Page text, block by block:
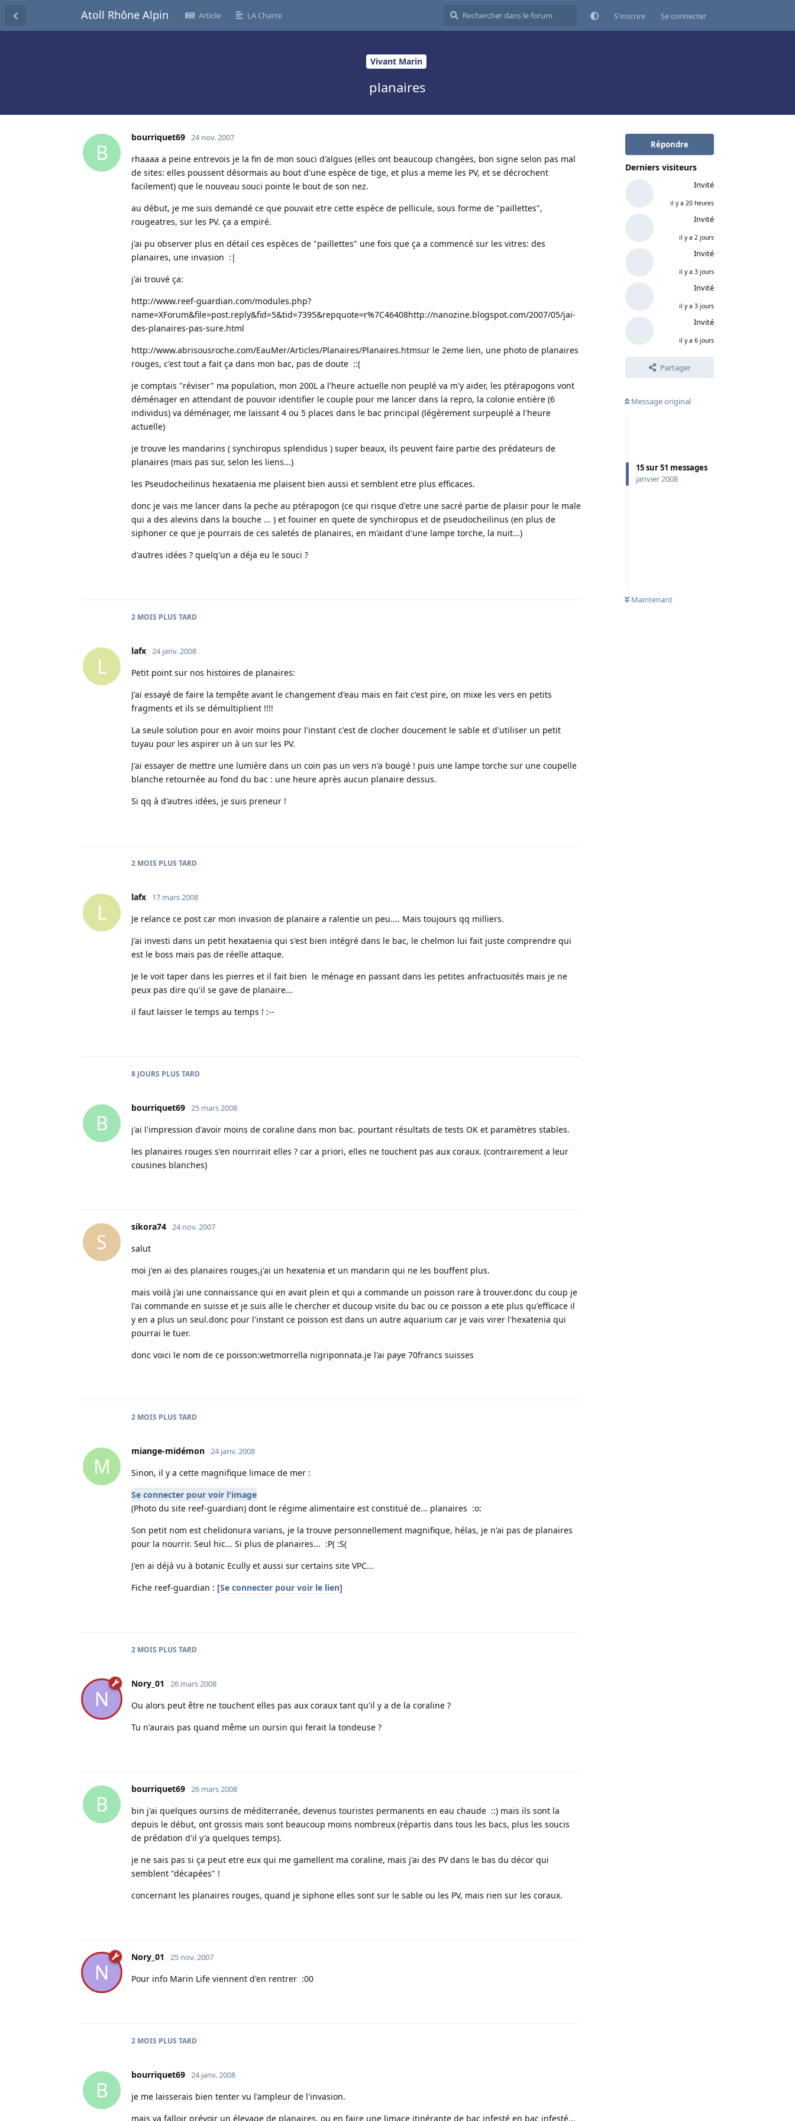
Atoll Rhône Alpin Article LA Charte S'inscrire Se connecter
Vivant Marin
planaires
Répondre
Derniers visiteurs
Invité
il y a 20 heures
Invité
il y a 2 jours
Invité
il y a 3 jours
Invité
il y a 3 jours
Invité
il y a 6 jours
Partager
Message original
15sur51 messages
janvier 2008
Maintenant
B
bourriquet69 24 nov. 2007
rhaaaa a peine entrevois je la fin de mon souci d'algues (elles ont beaucoup changées, bon signe selon pas mal
de sites: elles poussent désormais au bout d'une espèce de tige, et plus a meme les PV, et se décrochent
facilement) que le nouveau souci pointe le bout de son nez.
au début, je me suis demandé ce que pouvait etre cette espèce de pellicule, sous forme de "paillettes",
rougeatres, sur les PV. ça a empiré.
j'ai pu observer plus en détail ces espèces de "paillettes" une fois que ça a commencé sur les vitres: des
planaires, une invasion :|
j'ai trouvé ça:
http://www.reef-guardian.com/modules.php?
name=XForum&file=post.reply&fid=5&tid=7395&repquote=r%7C46408http://nanozine.blogspot.com/2007/05/jai-
des-planaires-pas-sure.html
http://www.abrisousroche.com/EauMer/Articles/Planaires/Planaires.htmsur le 2eme lien, une photo de planaires
rouges, c'est tout a fait ça dans mon bac, pas de doute ::(
je comptais "réviser" ma population, mon 200L a l'heure actuelle non peuplé va m'y aider, les ptérapogons vont
déménager en attendant de pouvoir identifier le couple pour me lancer dans la repro, la colonie entière (6
individus) va déménager, me laissant 4 ou 5 places dans le bac principal (légèrement surpeuplé a l'heure
actuelle)
je trouve les mandarins ( synchiropus splendidus ) super beaux, ils peuvent faire partie des prédateurs de
planaires (mais pas sur, selon les liens...)
les Pseudocheilinus hexataenia me plaisent bien aussi et semblent etre plus efficaces.
donc je vais me lancer dans la peche au ptérapogon (ce qui risque d'etre une sacré partie de plaisir pour le male
qui a des alevins dans la bouche ... ) et fouiner en quete de synchiropus et de pseudocheilinus (en plus de
siphoner ce que je pourrais de ces saletés de planaires, en m'aidant d'une lampe torche, la nuit...)
d'autres idées ? quelq'un a déja eu le souci ?
2 MOIS PLUS TARD
L
lafx 24 janv. 2008
Petit point sur nos histoires de planaires:
J'ai essayé de faire la tempête avant le changement d'eau mais en fait c'est pire, on mixe les vers en petits
fragments et ils se démultiplient !!!!
La seule solution pour en avoir moins pour l'instant c'est de clocher doucement le sable et d'utiliser un petit
tuyau pour les aspirer un à un sur les PV.
J'ai essayer de mettre une lumière dans un coin pas un vers n'a bougé ! puis une lampe torche sur une coupelle
blanche retournée au fond du bac : une heure après aucun planaire dessus.
Si qq à d'autres idées, je suis preneur !
2 MOIS PLUS TARD
L
lafx 17 mars 2008
Je relance ce post car mon invasion de planaire a ralentie un peu.... Mais toujours qq milliers.
J'ai investi dans un petit hexataenia qui s'est bien intégré dans le bac, le chelmon lui fait juste comprendre qui
est le boss mais pas de réelle attaque.
Je le voit taper dans les pierres et il fait bien le ménage en passant dans les petites anfractuosités mais je ne
peux pas dire qu'il se gave de planaire...
il faut laisser le temps au temps ! :--
8 JOURS PLUS TARD
B
bourriquet69 25 mars 2008
j'ai l'impression d'avoir moins de coraline dans mon bac. pourtant résultats de tests OK et paramètres stables.
les planaires rouges s'en nourrirait elles ? car a priori, elles ne touchent pas aux coraux. (contrairement a leur
cousines blanches)
S
sikora74 24 nov. 2007
salut
moi j'en ai des planaires rouges,j'ai un hexatenia et un mandarin qui ne les bouffent plus.
mais voilà j'ai une connaissance qui en avait plein et qui a commande un poisson rare à trouver.donc du coup je
l'ai commande en suisse et je suis alle le chercher et ducoup visite du bac ou ce poisson a ete plus qu'efficace il
y en a plus un seul.donc pour l'instant ce poisson est dans un autre aquarium car je vais virer l'hexatenia qui
pourrai le tuer.
donc voici le nom de ce poisson:wetmorrella nigriponnata.je l'ai paye 70francs suisses
2 MOIS PLUS TARD
M
miange-midémon 24 janv. 2008
Sinon, il y a cette magnifique limace de mer :
Se connecter pour voir l'image
(Photo du site reef-guardian) dont le régime alimentaire est constitué de... planaires :o:
Son petit nom est chelidonura varians, je la trouve personnellement magnifique, hélas, je n'ai pas de planaires
pour la nourrir. Seul hic... Si plus de planaires... :P( :S(
J'en ai déjà vu à botanic Ecully et aussi sur certains site VPC...
Fiche reef-guardian : [Se connecter pour voir le lien]
2 MOIS PLUS TARD
N
Nory_01 26 mars 2008
Ou alors peut être ne touchent elles pas aux coraux tant qu'il y a de la coraline ?
Tu n'aurais pas quand même un oursin qui ferait la tondeuse ?
B
bourriquet69 26 mars 2008
bin j'ai quelques oursins de méditerranée, devenus touristes permanents en eau chaude ::) mais ils sont la
depuis le début, ont grossis mais sont beaucoup moins nombreux (répartis dans tous les bacs, plus les soucis
de prédation d'il y'a quelques temps).
je ne sais pas si ça peut etre eux qui me gamellent ma coraline, mais j'ai des PV dans le bas du décor qui
semblent "décapées" !
concernant les planaires rouges, quand je siphone elles sont sur le sable ou les PV, mais rien sur les coraux.
N
Nory_01 25 nov. 2007
Pour info Marin Life viennent d'en rentrer :00
2 MOIS PLUS TARD
B
bourriquet69 24 janv. 2008
je me laisserais bien tenter vu l'ampleur de l'invasion.
mais va falloir prévoir un élevage de planaires, ou en faire une limace itinérante de bac infesté en bac infesté...